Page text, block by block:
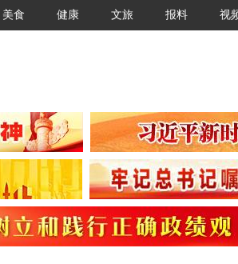
美食 健康 文旅 报料 视